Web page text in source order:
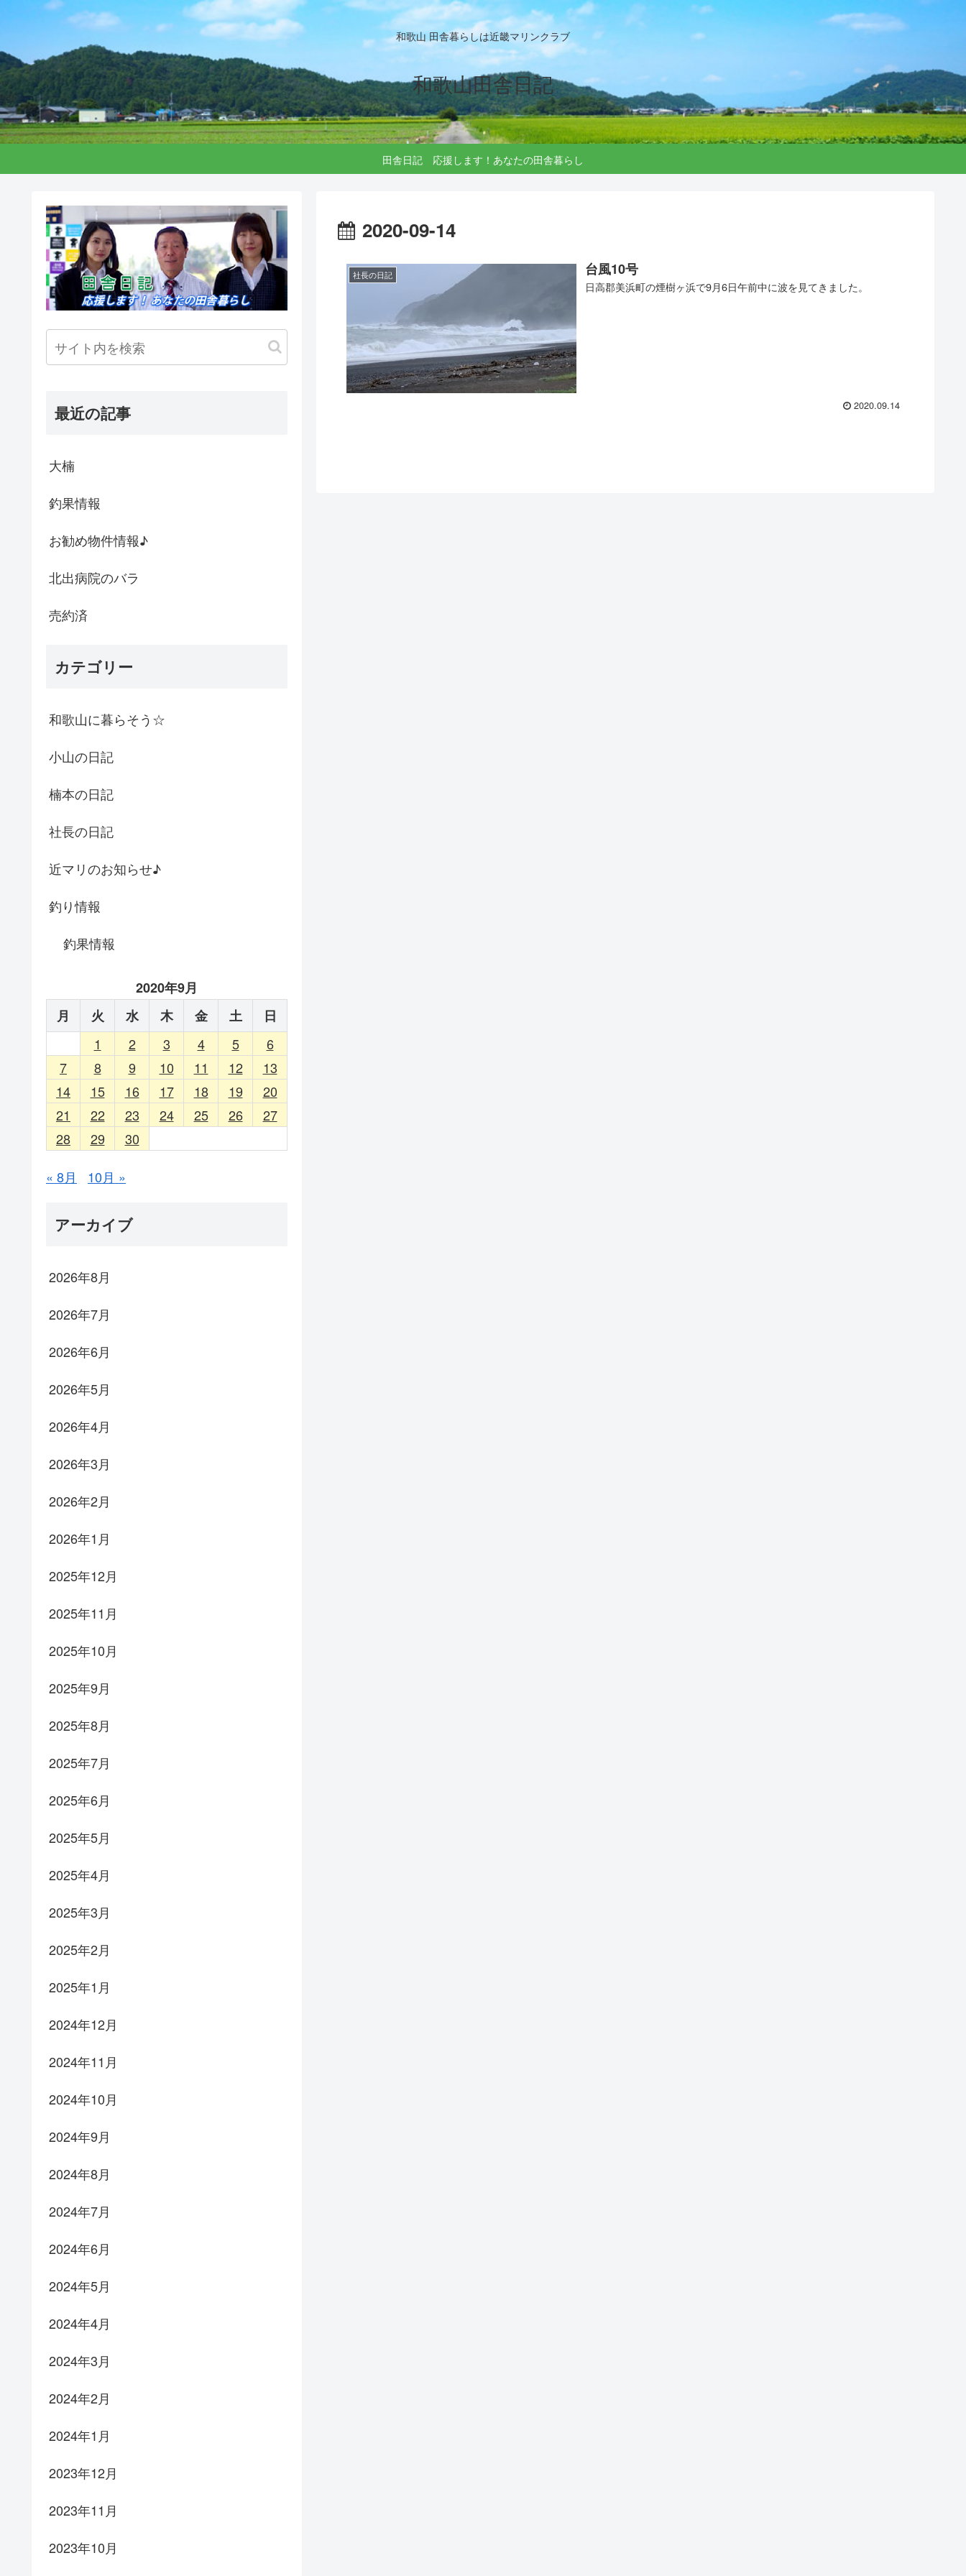
和歌山 田舎暮らしは近畿マリンクラブ
和歌山田舎日記
田舎日記 応援します！あなたの田舎暮らし
2020-09-14
社長の日記 台風10号
日高郡美浜町の煙樹ヶ浜で9月6日午前中に波を見てきました。
2020.09.14
最近の記事
大楠
釣果情報
お勧め物件情報♪
北出病院のバラ
売約済
カテゴリー
和歌山に暮らそう☆
小山の日記
楠本の日記
社長の日記
近マリのお知らせ♪
釣り情報
釣果情報
2020年9月
月
火 水 木 金 土
日
1
2 3 4 5
6
7
8 9 10 11 12
13
14
15 16 17 18 19
20
21
22 23 24 25 26
27
28
29 30
« 8月 10月 »
アーカイブ
2026年8月
2026年7月
2026年6月
2026年5月
2026年4月
2026年3月
2026年2月
2026年1月
2025年12月
2025年11月
2025年10月
2025年9月
2025年8月
2025年7月
2025年6月
2025年5月
2025年4月
2025年3月
2025年2月
2025年1月
2024年12月
2024年11月
2024年10月
2024年9月
2024年8月
2024年7月
2024年6月
2024年5月
2024年4月
2024年3月
2024年2月
2024年1月
2023年12月
2023年11月
2023年10月